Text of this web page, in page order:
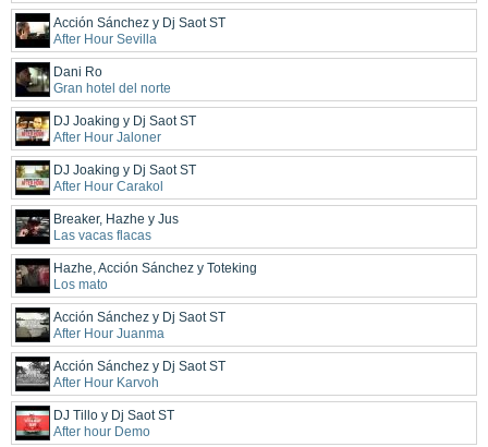
Acción Sánchez y Dj Saot ST
After Hour Sevilla
Dani Ro
Gran hotel del norte
DJ Joaking y Dj Saot ST
After Hour Jaloner
DJ Joaking y Dj Saot ST
After Hour Carakol
Breaker, Hazhe y Jus
Las vacas flacas
Hazhe, Acción Sánchez y Toteking
Los mato
Acción Sánchez y Dj Saot ST
After Hour Juanma
Acción Sánchez y Dj Saot ST
After Hour Karvoh
DJ Tillo y Dj Saot ST
After hour Demo